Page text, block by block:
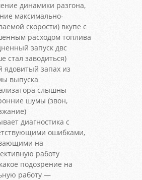
динамики разгона,
максимально-
скорости) вкупе с
расходом топлива
запуск двс
стал заводиться)
ядовитый запах из
выпуска
слышны
шумы (звон,
диагностика с
ошибками,
на
работу
подозрение на
работу —